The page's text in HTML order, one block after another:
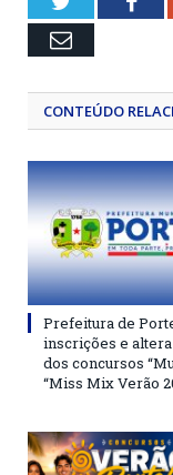
Email
CONTEÚDO
Prefeitura de
inscrições e
dos concursos
“Miss Mix Verão